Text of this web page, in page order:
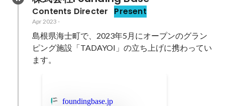
Contents Directer Present
Apr 2023 -
島根県海士町で、2023年5月にオープンのグラン
ピング施設「TADAYOI」の立ち上げに携わってい
ます。
foundingbase.jp